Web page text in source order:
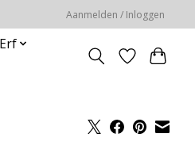
Aanmelden / Inloggen